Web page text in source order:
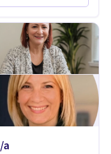
y Xochimilco, lo que